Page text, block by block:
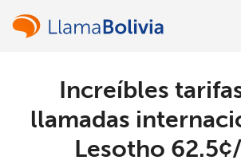
¡Bienvenido!
Increíbles
llamadas
Lesotho